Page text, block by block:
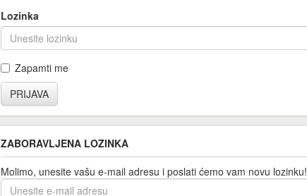
Lozinka
Zapamti me
ZABORAVLJENA LOZINKA
Molimo, unesite vašu e-mail adresu i poslati ćemo vam novu lozinku!